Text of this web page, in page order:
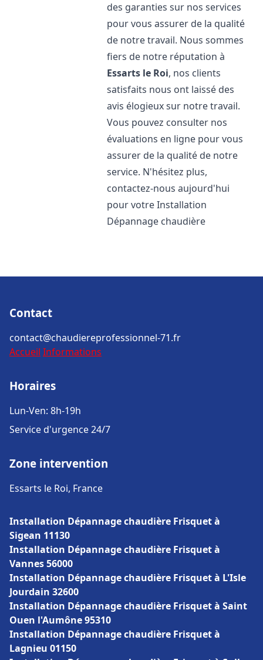
des garanties sur nos services
pour vous assurer de la qualité
de notre travail. Nous sommes
fiers de notre réputation à
Essarts le Roi, nos clients
satisfaits nous ont laissé des
avis élogieux sur notre travail.
Vous pouvez consulter nos
évaluations en ligne pour vous
assurer de la qualité de notre
service. N'hésitez plus,
contactez-nous aujourd'hui
pour votre Installation
Dépannage chaudière
Contact
contact@chaudiereprofessionnel-71.fr
Accueil Informations
Horaires
Lun-Ven: 8h-19h
Service d'urgence 24/7
Zone intervention
Essarts le Roi, France
Installation Dépannage chaudière Frisquet à
Sigean 11130
Installation Dépannage chaudière Frisquet à
Vannes 56000
Installation Dépannage chaudière Frisquet à L'Isle
Jourdain 32600
Installation Dépannage chaudière Frisquet à Saint
Ouen l'Aumône 95310
Installation Dépannage chaudière Frisquet à
Lagnieu 01150